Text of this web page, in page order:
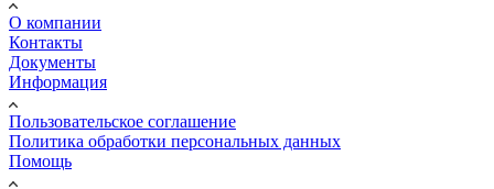
О компании
Контакты
Документы
Информация
Пользовательское соглашение
Политика обработки персональных данных
Помощь